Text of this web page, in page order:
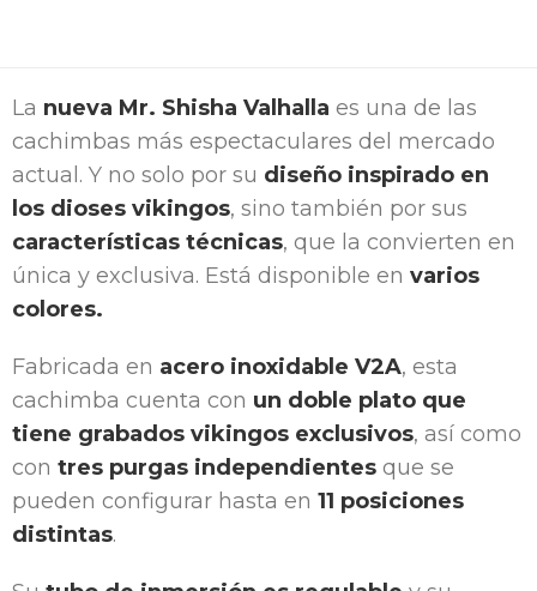
La nueva Mr. Shisha Valhalla es una de las
cachimbas más espectaculares del mercado
actual. Y no solo por su diseño inspirado en
los dioses vikingos, sino también por sus
características técnicas, que la convierten en
única y exclusiva. Está disponible en varios
colores.
Fabricada en acero inoxidable V2A, esta
cachimba cuenta con un doble plato que
tiene grabados vikingos exclusivos, así como
con tres purgas independientes que se
pueden configurar hasta en 11 posiciones
distintas.